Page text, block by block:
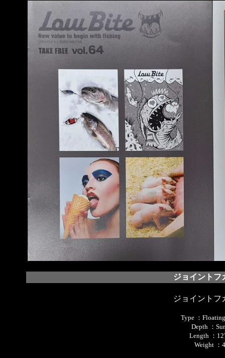
ジョイントフ
ジョイントフ
Type ：
Depth ：
Length ：
Weight ：